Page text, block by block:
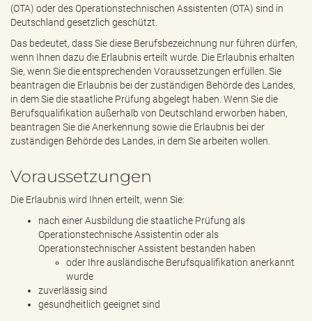
(OTA) oder des Operationstechnischen Assistenten (OTA) sind in
Deutschland gesetzlich geschützt.
Das bedeutet, dass Sie diese Berufsbezeichnung nur führen dürfen,
wenn Ihnen dazu die Erlaubnis erteilt wurde. Die Erlaubnis erhalten
Sie, wenn Sie die entsprechenden Voraussetzungen erfüllen. Sie
beantragen die Erlaubnis bei der zuständigen Behörde des Landes,
in dem Sie die staatliche Prüfung abgelegt haben. Wenn Sie die
Berufsqualifikation außerhalb von Deutschland erworben haben,
beantragen Sie die Anerkennung sowie die Erlaubnis bei der
zuständigen Behörde des Landes, in dem Sie arbeiten wollen.
Voraussetzungen
Die Erlaubnis wird Ihnen erteilt, wenn Sie:
nach einer Ausbildung die staatliche Prüfung als
Operationstechnische Assistentin oder als
Operationstechnischer Assistent bestanden haben
oder Ihre ausländische Berufsqualifikation anerkannt
wurde
zuverlässig sind
gesundheitlich geeignet sind